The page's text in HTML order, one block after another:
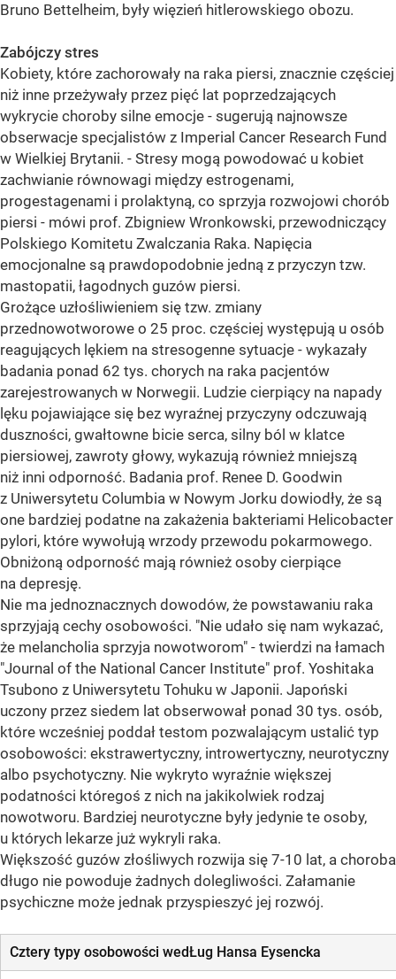
Bruno Bettelheim, były więzień hitlerowskiego obozu.
Zabójczy stres
Kobiety, które zachorowały na raka piersi, znacznie częściej
niż inne przeżywały przez pięć lat poprzedzających
wykrycie choroby silne emocje - sugerują najnowsze
obserwacje specjalistów z Imperial Cancer Research Fund
w Wielkiej Brytanii. - Stresy mogą powodować u kobiet
zachwianie równowagi między estrogenami,
progestagenami i prolaktyną, co sprzyja rozwojowi chorób
piersi - mówi prof. Zbigniew Wronkowski, przewodniczący
Polskiego Komitetu Zwalczania Raka. Napięcia
emocjonalne są prawdopodobnie jedną z przyczyn tzw.
mastopatii, łagodnych guzów piersi.
Grożące uzłośliwieniem się tzw. zmiany
przednowotworowe o 25 proc. częściej występują u osób
reagujących lękiem na stresogenne sytuacje - wykazały
badania ponad 62 tys. chorych na raka pacjentów
zarejestrowanych w Norwegii. Ludzie cierpiący na napady
lęku pojawiające się bez wyraźnej przyczyny odczuwają
duszności, gwałtowne bicie serca, silny ból w klatce
piersiowej, zawroty głowy, wykazują również mniejszą
niż inni odporność. Badania prof. Renee D. Goodwin
z Uniwersytetu Columbia w Nowym Jorku dowiodły, że są
one bardziej podatne na zakażenia bakteriami Helicobacter
pylori, które wywołują wrzody przewodu pokarmowego.
Obniżoną odporność mają również osoby cierpiące
na depresję.
Nie ma jednoznacznych dowodów, że powstawaniu raka
sprzyjają cechy osobowości. "Nie udało się nam wykazać,
że melancholia sprzyja nowotworom" - twierdzi na łamach
"Journal of the National Cancer Institute" prof. Yoshitaka
Tsubono z Uniwersytetu Tohuku w Japonii. Japoński
uczony przez siedem lat obserwował ponad 30 tys. osób,
które wcześniej poddał testom pozwalającym ustalić typ
osobowości: ekstrawertyczny, introwertyczny, neurotyczny
albo psychotyczny. Nie wykryto wyraźnie większej
podatności któregoś z nich na jakikolwiek rodzaj
nowotworu. Bardziej neurotyczne były jedynie te osoby,
u których lekarze już wykryli raka.
Większość guzów złośliwych rozwija się 7-10 lat, a choroba
długo nie powoduje żadnych dolegliwości. Załamanie
psychiczne może jednak przyspieszyć jej rozwój.
Cztery typy osobowości wedŁug Hansa Eysencka